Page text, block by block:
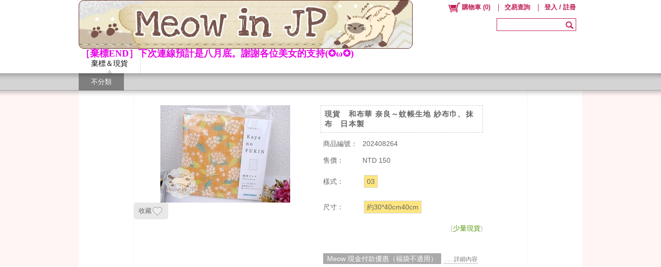
棄標＆現貨
購物車 (0) 交易查詢 登入 / 註冊
不分類
收藏
現貨 和布華 奈良～蚊帳生地 紗布巾、抹
布 日本製
商品編號： 202408264
售價： NTD 150
樣式： 03
尺寸： 約30*40cm40cm
(少量現貨)
Meow 現金付款優惠（福袋不適用） . . . 詳細內容
［棄標END］下次連線預計是八月底。謝謝各位美女的支持(✪ω✪)